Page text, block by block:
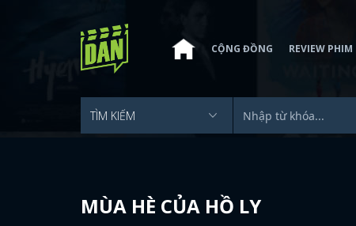
CỘNG ĐỒNG REVIEW PHIM
MÙA HÈ CỦA HỒ LY